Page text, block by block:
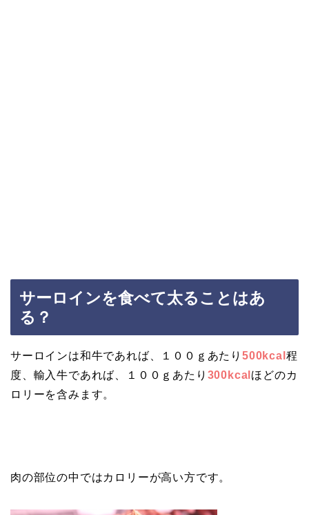
サーロインを食べて太ることはあ
る？
サーロインは和牛であれば、１００ｇあたり 500kcal 程
度、輸入牛であれば、１００ｇあたり 300kcal ほどのカ
ロリーを含みます。
肉の部位の中ではカロリーが高い方です。